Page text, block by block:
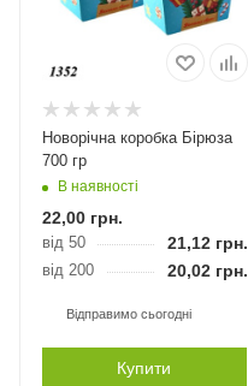
Новорічна коробка Бірюза
700 гр
В наявності
22,00 грн.
від 50 21,12 грн.
від 200 20,02 грн.
Відправимо сьогодні
Купити